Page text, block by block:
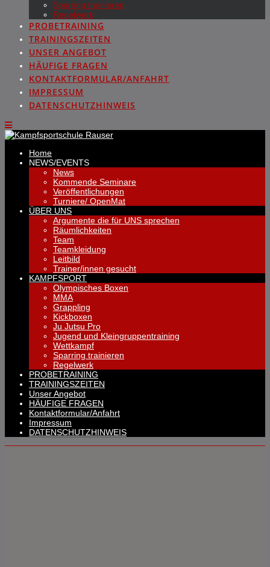
Sparring trainieren
Regelwerk
PROBETRAINING
TRAININGSZEITEN
UNSER ANGEBOT
HÄUFIGE FRAGEN
KONTAKTFORMULAR/ANFAHRT
IMPRESSUM
DATENSCHUTZHINWEIS
Home
NEWS/EVENTS
News
Kommende Seminare
Veröffentlichungen
Turniere/ OpenMat
ÜBER UNS
Argumente die für UNS sprechen
Räumlichkeiten
Team
Teamkleidung
Leitbild
Trainer/innen gesucht
KAMPFSPORT
Olympisches Boxen
MMA
Grappling
Kickboxen
Ju Jutsu Pro
Jugend und Kleingruppentraining
Wettkampf
Sparring trainieren
Regelwerk
PROBETRAINING
TRAININGSZEITEN
Unser Angebot
HÄUFIGE FRAGEN
Kontaktformular/Anfahrt
Impressum
DATENSCHUTZHINWEIS